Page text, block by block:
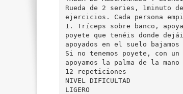
Rueda de 2 series, 1minuto
ejercicios. Cada persona
1. Tríceps sobre banco,
poyete que tenéis donde
apoyados en el suelo bajamos
Si no tenemos poyete, con
apoyamos la palma de la
12 repeticiones
NIVEL DIFICULTAD
LIGERO